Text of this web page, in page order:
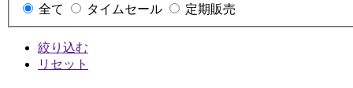
全て
タイムセール 定期販売
絞り込む
リセット